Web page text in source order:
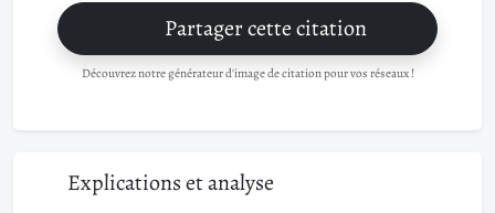
Partager cette citation
Découvrez notre générateur d'image de citation pour vos réseaux !
Explications et analyse